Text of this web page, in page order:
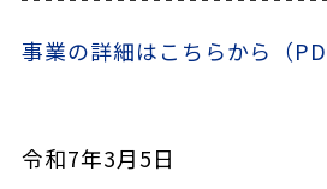
事業の詳細はこちらから（
令和7年3月5日